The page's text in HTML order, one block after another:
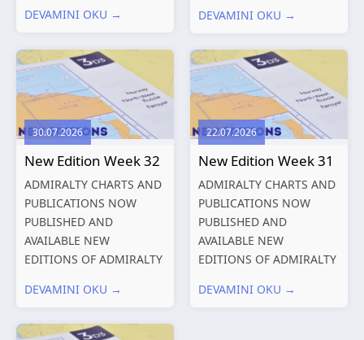
Structures – Consolidated
Shipping and the
Environment – A Guide to
Environmental
Compliance...
DEVAMINI OKU →
PUBLICATIONS New
Charts published 13
August 2026 Chart
Title, limits
and other remarks
319
International chart
DEVAMINI OKU →
30.07.2026
New Edition Week 32
ADMIRALTY CHARTS AND
PUBLICATIONS NOW
PUBLISHED AND
AVAILABLE NEW
EDITIONS OF ADMIRALTY
PUBLICATIONS New
Charts published 06
DEVAMINI OKU →
22.07.2026
New Edition Week 31
ADMIRALTY CHARTS AND
PUBLICATIONS NOW
PUBLISHED AND
AVAILABLE NEW
EDITIONS OF ADMIRALTY
PUBLICATIONS New
DEVAMINI OKU →